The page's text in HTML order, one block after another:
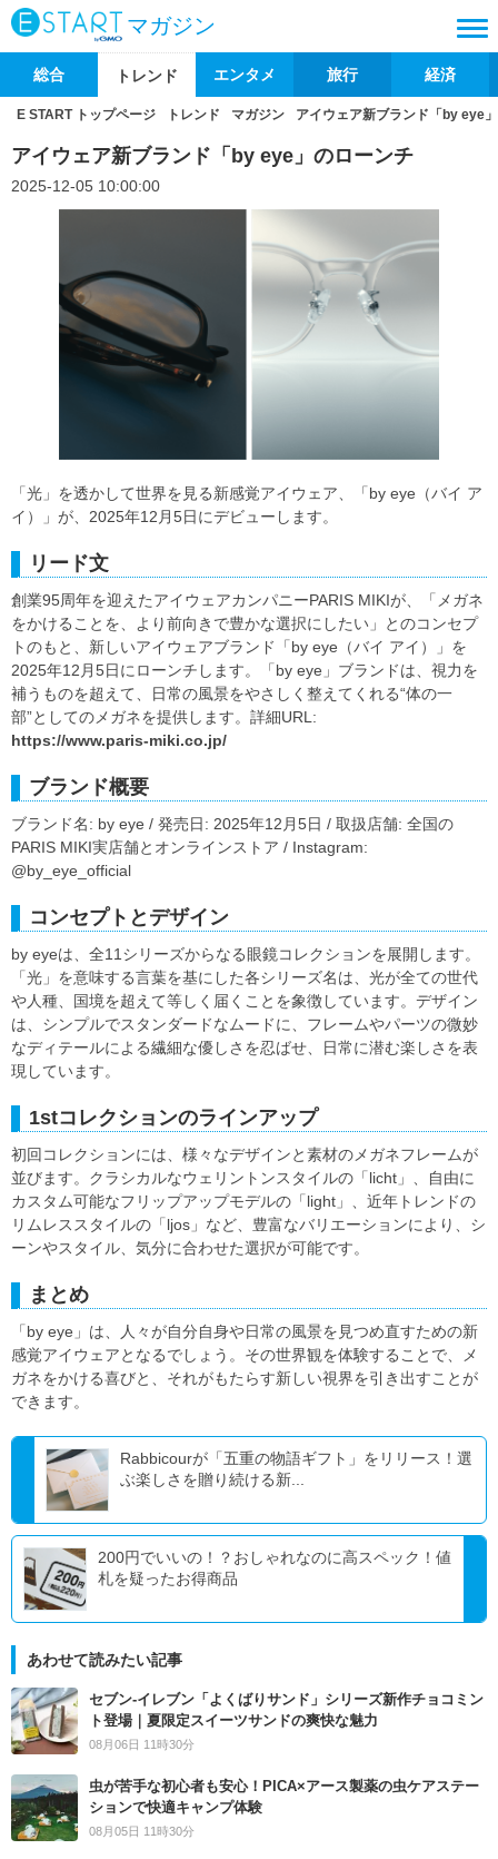
マガジン
総合 トレンド エンタメ 旅行 経済
E START トップページ トレンド マガジン アイウェア新ブランド「by eye
アイウェア新ブランド「by eye」のローンチ
2025-12-05 10:00:00
「光」を透かして世界を見る新感覚アイウェア、「by eye（バイ ア
イ）」が、2025年12月5日にデビューします。
リード文
創業95周年を迎えたアイウェアカンパニーPARIS MIKIが、「メガネ
をかけることを、より前向きで豊かな選択にしたい」とのコンセプ
トのもと、新しいアイウェアブランド「by eye（バイ アイ）」を
2025年12月5日にローンチします。「by eye」ブランドは、視力を
補うものを超えて、日常の風景をやさしく整えてくれる“体の一
部”としてのメガネを提供します。詳細URL:
https://www.paris-miki.co.jp/
ブランド概要
ブランド名: by eye / 発売日: 2025年12月5日 / 取扱店舗: 全国の
PARIS MIKI実店舗とオンラインストア / Instagram:
@by_eye_official
コンセプトとデザイン
by eyeは、全11シリーズからなる眼鏡コレクションを展開します。
「光」を意味する言葉を基にした各シリーズ名は、光が全ての世代
や人種、国境を超えて等しく届くことを象徴しています。デザイン
は、シンプルでスタンダードなムードに、フレームやパーツの微妙
なディテールによる繊細な優しさを忍ばせ、日常に潜む楽しさを表
現しています。
1stコレクションのラインアップ
初回コレクションには、様々なデザインと素材のメガネフレームが
並びます。クラシカルなウェリントンスタイルの「licht」、自由に
カスタム可能なフリップアップモデルの「light」、近年トレンドの
リムレススタイルの「ljos」など、豊富なバリエーションにより、シ
ーンやスタイル、気分に合わせた選択が可能です。
まとめ
「by eye」は、人々が自分自身や日常の風景を見つめ直すための新
感覚アイウェアとなるでしょう。その世界観を体験することで、メ
ガネをかける喜びと、それがもたらす新しい視界を引き出すことが
できます。
Rabbicourが「五重の物語ギフト」をリリース！選
ぶ楽しさを贈り続ける新...
200円でいいの！？おしゃれなのに高スペック！値
札を疑ったお得商品
あわせて読みたい記事
セブン‐イレブン「よくばりサンド」シリーズ新作チョコミン
ト登場｜夏限定スイーツサンドの爽快な魅力
08月06日 11時30分
虫が苦手な初心者も安心！PICA×アース製薬の虫ケアステー
ションで快適キャンプ体験
08月05日 11時30分